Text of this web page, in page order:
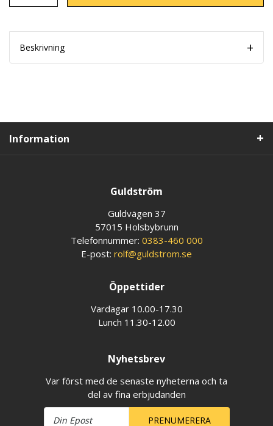
Beskrivning
Information
Guldström
Guldvägen 37
57015 Holsbybrunn
Telefonnummer: 0383-460 000
E-post: rolf@guldstrom.se
Öppettider
Vardagar 10.00-17.30
Lunch 11.30-12.00
Nyhetsbrev
Var först med de senaste nyheterna och ta
del av fina erbjudanden
PRENUMERERA